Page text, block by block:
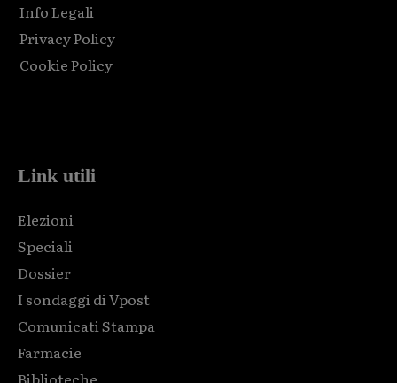
Info Legali
Privacy Policy
Cookie Policy
Link utili
Elezioni
Speciali
Dossier
I sondaggi di Vpost
Comunicati Stampa
Farmacie
Biblioteche